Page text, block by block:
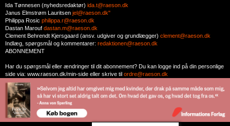
Ida Tønnesen (nyhedsredaktør) ida.t@raeson.dk
Janus Elmstrøm Lauritsen jel@raeson.dk"
Philippa Rosic philippa.r@raeson.dk
Dastan Marouf dastan.m@raeson.dk
Clement Behrendt Kjersgaard (ansv. udgiver og grundlægger) clement@raeson.dk
Indlæg, spørgsmål og kommentarer: redaktionen@raeson.dk
ABONNEMENT
Har du spørgsmål eller ændringer til dit abonnement? Du kan logge ind på din personlige
side via: www.raeson.dk/min-side eller skrive til ordre@raeson.dk